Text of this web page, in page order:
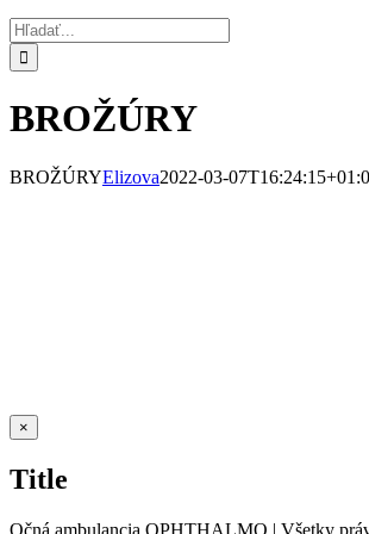
Hľadať:
BROŽÚRY
BROŽÚRYElizova2022-03-
Zatvoriť
rýchle
produktu
×
Title
Očná ambulancia OPHTHALMO | Všetky